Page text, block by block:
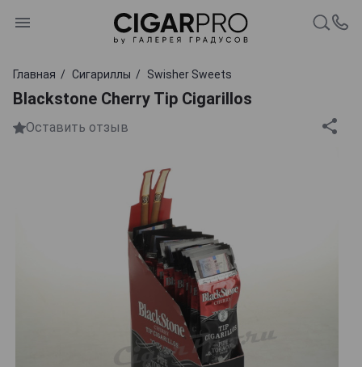
Главная Сигариллы Swisher Sweets
Blackstone Cherry Tip Cigarillos
Оставить отзыв